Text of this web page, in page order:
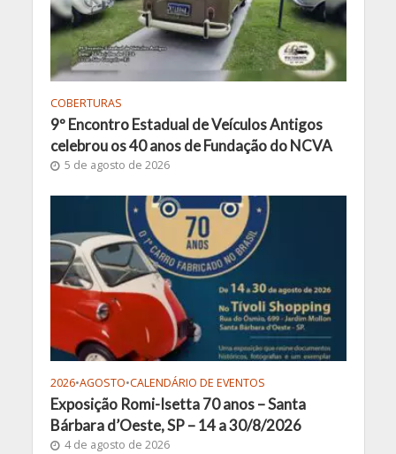
COBERTURAS
9º Encontro Estadual de Veículos Antigos
celebrou os 40 anos de Fundação do NCVA
5 de agosto de 2026
2026•AGOSTO•CALENDÁRIO DE EVENTOS
Exposição Romi-Isetta 70 anos – Santa
Bárbara d’Oeste, SP – 14 a 30/8/2026
4 de agosto de 2026